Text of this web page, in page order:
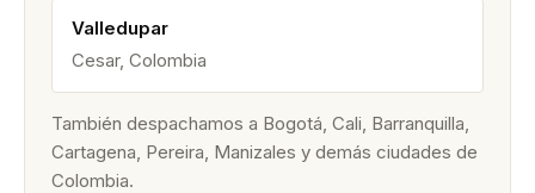
Valledupar
Cesar, Colombia
También despachamos a Bogotá, Cali, Barranquilla,
Cartagena, Pereira, Manizales y demás ciudades de
Colombia.